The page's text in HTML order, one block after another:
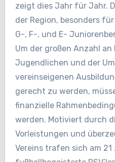
zeigt dies Jahr für Jahr.
der Region, besonders
G-, F-, und E-
Um der großen Anzahl an
Jugendlichen und der
vereinseigenen
gerecht zu werden,
finanzielle
werden. Motiviert durch
Vorleistungen und
Vereins trafen sich am 21